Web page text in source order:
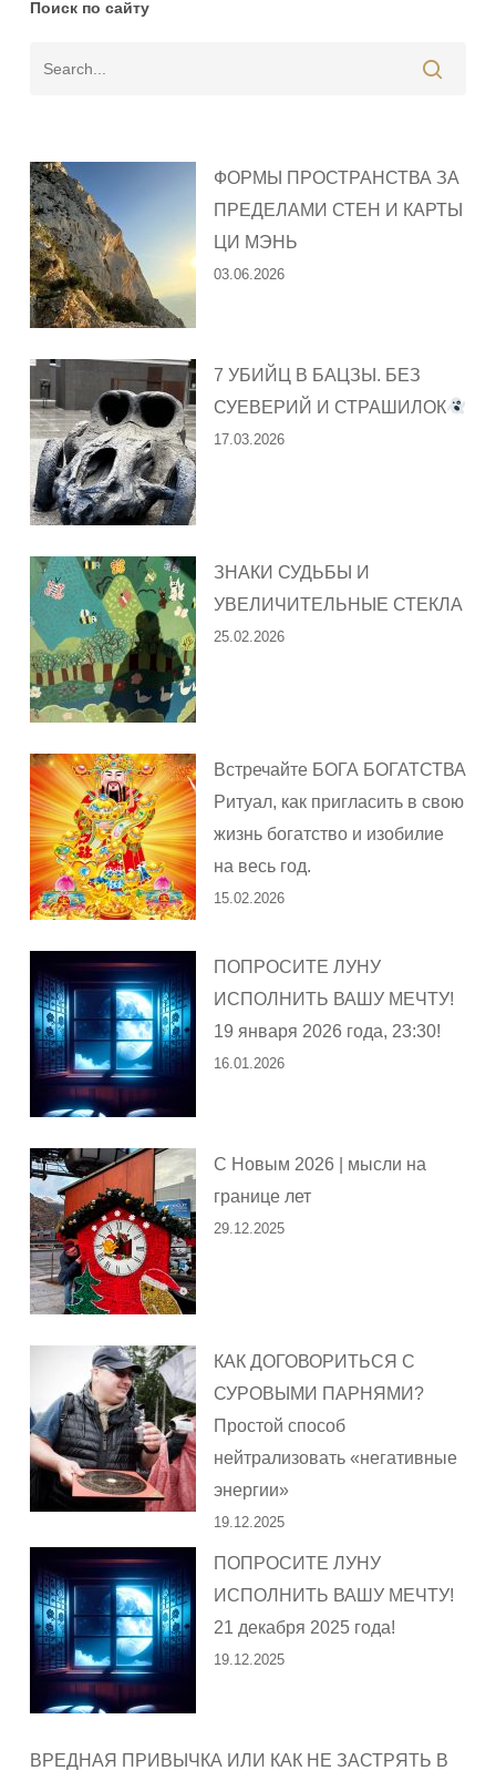
Поиск по сайту
ФОРМЫ ПРОСТРАНСТВА ЗА
ПРЕДЕЛАМИ СТЕН И КАРТЫ
ЦИ МЭНЬ
03.06.2026
7 УБИЙЦ В БАЦЗЫ. БЕЗ
СУЕВЕРИЙ И СТРАШИЛОК
17.03.2026
ЗНАКИ СУДЬБЫ И
УВЕЛИЧИТЕЛЬНЫЕ СТЕКЛА
25.02.2026
Встречайте БОГА БОГАТСТВА
Ритуал, как пригласить в свою
жизнь богатство и изобилие
на весь год.
15.02.2026
ПОПРОСИТЕ ЛУНУ
ИСПОЛНИТЬ ВАШУ МЕЧТУ!
19 января 2026 года, 23:30!
16.01.2026
С Новым 2026 | мысли на
границе лет
29.12.2025
КАК ДОГОВОРИТЬСЯ С
СУРОВЫМИ ПАРНЯМИ?
Простой способ
нейтрализовать «негативные
энергии»
19.12.2025
ПОПРОСИТЕ ЛУНУ
ИСПОЛНИТЬ ВАШУ МЕЧТУ!
21 декабря 2025 года!
19.12.2025
ВРЕДНАЯ ПРИВЫЧКА ИЛИ КАК НЕ ЗАСТРЯТЬ В